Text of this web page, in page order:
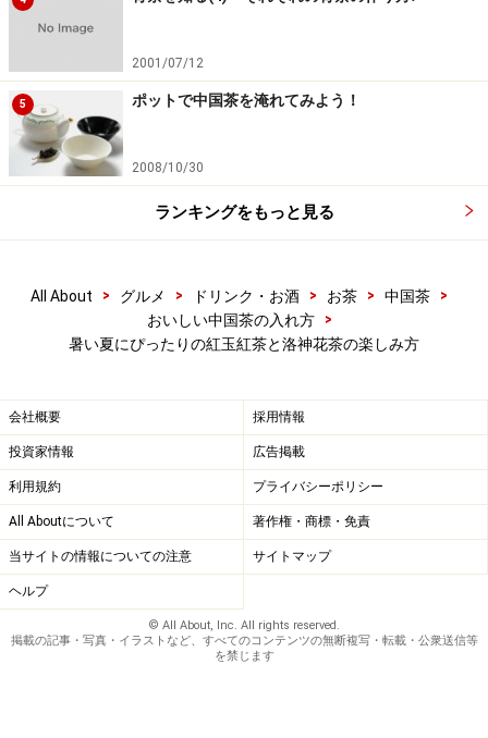
2001/07/12
5 ポットで中国茶を淹れてみよう！
2008/10/30
ランキングをもっと見る
All About > グルメ > ドリンク・お酒 > お茶 > 中国茶
>
おいしい中国茶の入れ方
>
暑い夏にぴったりの紅玉紅茶と洛神花茶の楽しみ方
会社概要 採用情報
投資家情報 広告掲載
利用規約 プライバシーポリシー
All Aboutについて 著作権・商標・免責
当サイトの情報についての注意 サイトマップ
ヘルプ
© All About, Inc. All rights reserved.
掲載の記事・写真・イラストなど、すべてのコンテンツの無断複写・転載・公衆送信等
を禁じます